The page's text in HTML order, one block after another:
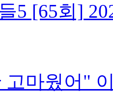
5 [65회]
고마웠어"